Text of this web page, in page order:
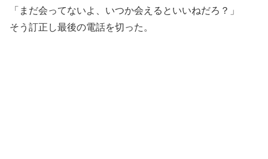
「まだ会ってないよ、いつか会えるといいねだろ？」
そう訂正し最後の電話を切った。